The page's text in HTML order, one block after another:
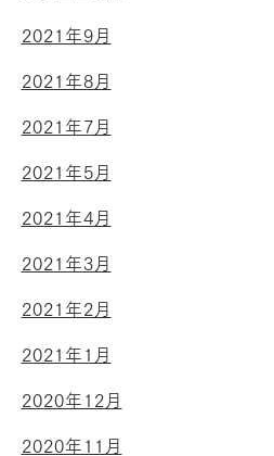
2021年9月
2021年8月
2021年7月
2021年5月
2021年4月
2021年3月
2021年2月
2021年1月
2020年12月
2020年11月